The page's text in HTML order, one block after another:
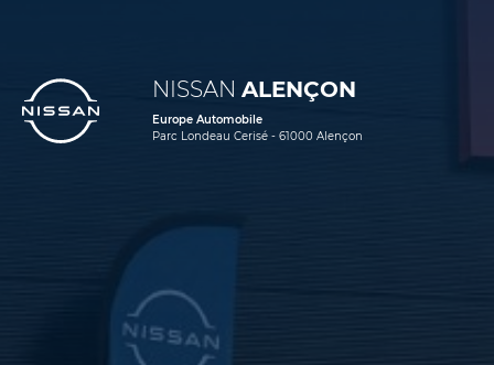
NISSAN ALENÇON
Europe Automobile
Parc Londeau Cerisé - 61000 Alençon